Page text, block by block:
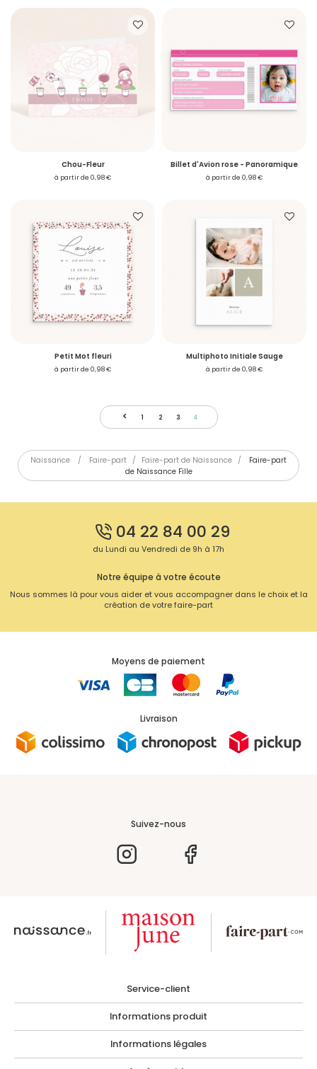
Chou-Fleur
à partir de 0,98 €
Billet d'Avion rose - Panoramique
à partir de 0,98 €
Petit Mot fleuri
à partir de 0,98 €
Multiphoto Initiale Sauge
à partir de 0,98 €
< 1 2 3 4
Naissance / Faire-part / Faire-part de Naissance /
Faire-part
de Naissance Fille
04 22 84 00 29
du Lundi au Vendredi de 9h à 17h
Notre équipe à votre écoute
Nous sommes là pour vous aider et vous accompagner dans le choix et la
création de votre faire-part
Moyens de paiement
Livraison
Suivez-nous
Service-client
Informations produit
Informations légales